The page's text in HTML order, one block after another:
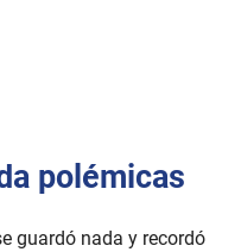
polémicas
guardó nada y recordó